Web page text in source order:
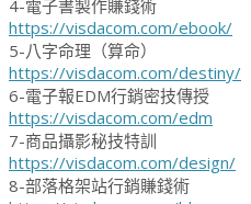
4-電子書製作賺錢術
https://visdacom.com/ebook/
5-八字命理（算命）
https://visdacom.com/destiny/
6-電子報EDM行銷密技傳授
https://visdacom.com/edm
7-商品攝影秘技特訓
https://visdacom.com/design/
8-部落格架站行銷賺錢術